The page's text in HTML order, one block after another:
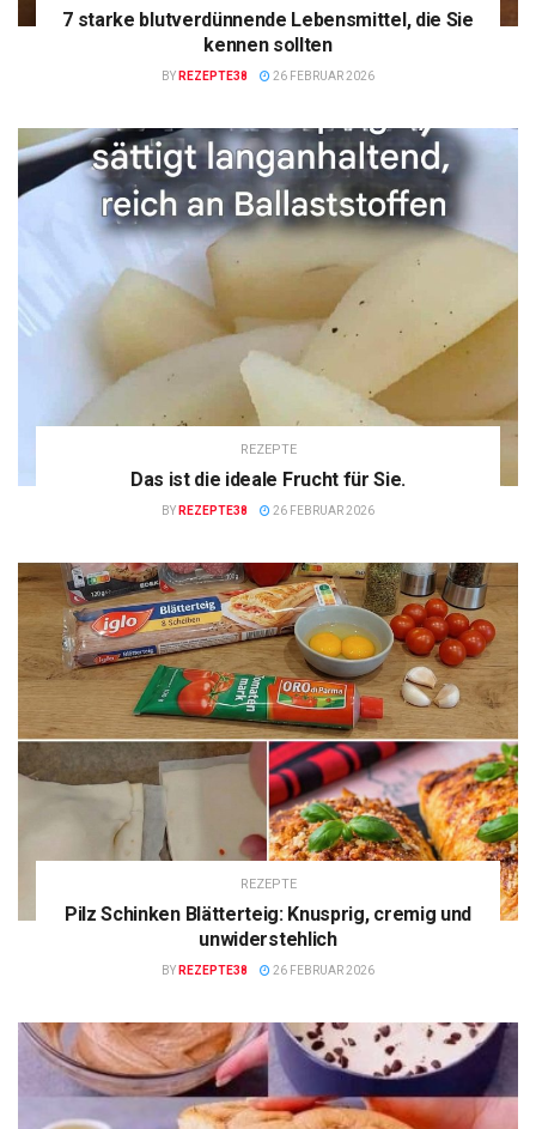
7 starke blutverdünnende Lebensmittel, die Sie
kennen sollten
BY REZEPTE38 26 FEBRUAR 2026
REZEPTE
Das ist die ideale Frucht für Sie.
BY REZEPTE38 26 FEBRUAR 2026
REZEPTE
Pilz Schinken Blätterteig: Knusprig, cremig und
unwiderstehlich
BY REZEPTE38 26 FEBRUAR 2026